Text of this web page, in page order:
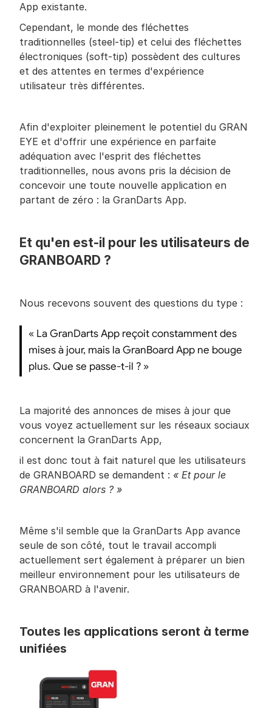
App existante.
Cependant, le monde des fléchettes
traditionnelles (steel-tip) et celui des fléchettes
électroniques (soft-tip) possèdent des cultures
et des attentes en termes d'expérience
utilisateur très différentes.
Afin d'exploiter pleinement le potentiel du GRAN
EYE et d'offrir une expérience en parfaite
adéquation avec l'esprit des fléchettes
traditionnelles, nous avons pris la décision de
concevoir une toute nouvelle application en
partant de zéro : la GranDarts App.
Et qu'en est-il pour les utilisateurs de
GRANBOARD ?
Nous recevons souvent des questions du type :
« La GranDarts App reçoit constamment des
mises à jour, mais la GranBoard App ne bouge
plus. Que se passe-t-il ? »
La majorité des annonces de mises à jour que
vous voyez actuellement sur les réseaux sociaux
concernent la GranDarts App,
il est donc tout à fait naturel que les utilisateurs
de GRANBOARD se demandent : « Et pour le
GRANBOARD alors ? »
Même s'il semble que la GranDarts App avance
seule de son côté, tout le travail accompli
actuellement sert également à préparer un bien
meilleur environnement pour les utilisateurs de
GRANBOARD à l'avenir.
Toutes les applications seront à terme
unifiées